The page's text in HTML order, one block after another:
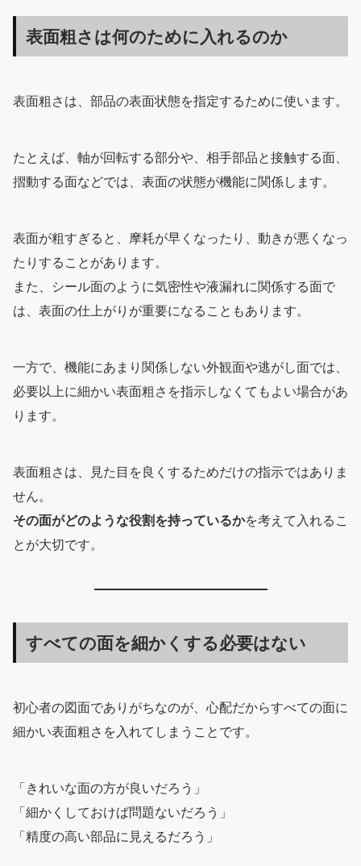
表面粗さは何のために入れるのか
表面粗さは、部品の表面状態を指定するために使います。
たとえば、軸が回転する部分や、相手部品と接触する面、
摺動する面などでは、表面の状態が機能に関係します。
表面が粗すぎると、摩耗が早くなったり、動きが悪くなっ
たりすることがあります。
また、シール面のように気密性や液漏れに関係する面で
は、表面の仕上がりが重要になることもあります。
一方で、機能にあまり関係しない外観面や逃がし面では、
必要以上に細かい表面粗さを指示しなくてもよい場合があ
ります。
表面粗さは、見た目を良くするためだけの指示ではありま
せん。
その面がどのような役割を持っているかを考えて入れるこ
とが大切です。
すべての面を細かくする必要はない
初心者の図面でありがちなのが、心配だからすべての面に
細かい表面粗さを入れてしまうことです。
「きれいな面の方が良いだろう」
「細かくしておけば問題ないだろう」
「精度の高い部品に見えるだろう」